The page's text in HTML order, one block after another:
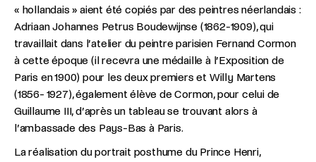
« hollandais » aient été copiés par des peintres néerlandais :
Adriaan Johannes Petrus Boudewijnse (1862-1909), qui
travaillait dans l’atelier du peintre parisien Fernand Cormon
à cette époque (il recevra une médaille à l’Exposition de
Paris en 1900) pour les deux premiers et Willy Martens
(1856- 1927), également élève de Cormon, pour celui de
Guillaume III, d’après un tableau se trouvant alors à
l’ambassade des Pays-Bas à Paris.
La réalisation du portrait posthume du Prince Henri,